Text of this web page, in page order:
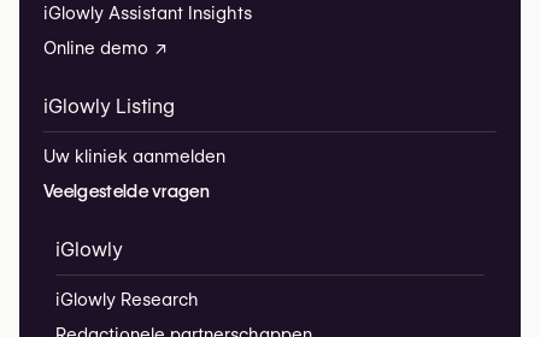
iGlowly Assistant Insights
Online demo ↗
iGlowly Listing
Uw kliniek aanmelden
Veelgestelde vragen
iGlowly
iGlowly Research